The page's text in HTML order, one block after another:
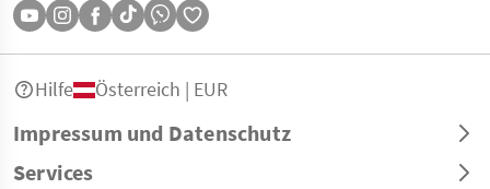
Impressum und Datenschutz
Services
Hilfe Österreich | EUR